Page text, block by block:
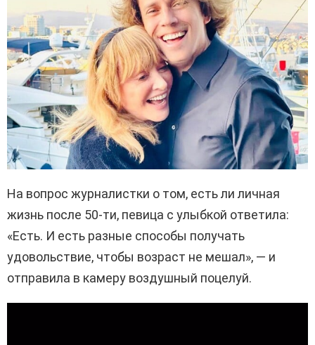
На вопрос журналистки о том, есть ли личная
жизнь после 50-ти, певица с улыбкой ответила:
«Есть. И есть разные способы получать
удовольствие, чтобы возраст не мешал», — и
отправила в камеру воздушный поцелуй.